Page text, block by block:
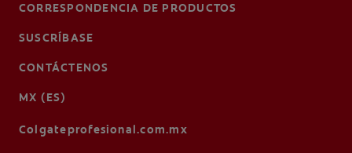
CORRESPONDENCIA DE PRODUCTOS
SUSCRÍBASE
CONTÁCTENOS
MX (ES)
Colgateprofesional.com.mx